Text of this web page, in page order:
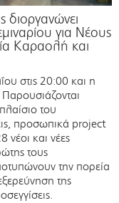
για Νέους
Καραολή και
στις 20:00 και η
του
προσωπικά project
νέοι και νέες
τους
την πορεία
της